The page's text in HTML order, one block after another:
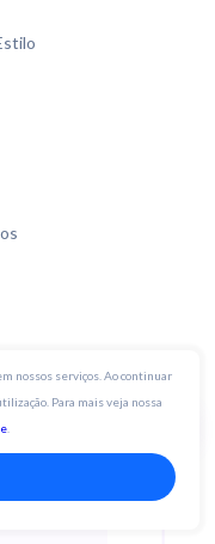
nossos serviços. Ao continuar
Para mais veja nossa